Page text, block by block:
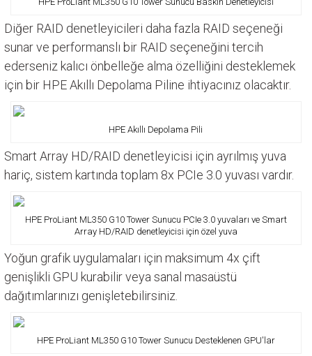
Diğer RAID denetleyicileri daha fazla RAID seçeneği
sunar ve performanslı bir RAID seçeneğini tercih
ederseniz kalıcı önbelleğe alma özelliğini desteklemek
için bir HPE Akıllı Depolama Piline ihtiyacınız olacaktır.
HPE Akıllı Depolama Pili
Smart Array HD/RAID denetleyicisi için ayrılmış yuva
hariç, sistem kartında toplam 8x PCIe 3.0 yuvası vardır.
HPE ProLiant ML350 G10 Tower Sunucu PCIe 3.0 yuvaları ve Smart
Array HD/RAID denetleyicisi için özel yuva
Yoğun grafik uygulamaları için maksimum 4x çift
genişlikli GPU kurabilir veya sanal masaüstü
dağıtımlarınızı genişletebilirsiniz.
HPE ProLiant ML350 G10 Tower Sunucu Desteklenen GPU'lar